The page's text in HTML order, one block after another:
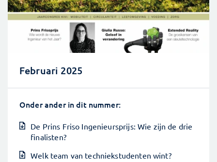
Februari 2025
Onder ander in dit nummer:
De Prins Friso Ingenieursprijs: Wie zijn de drie
finalisten?
Welk team van techniekstudenten wint?